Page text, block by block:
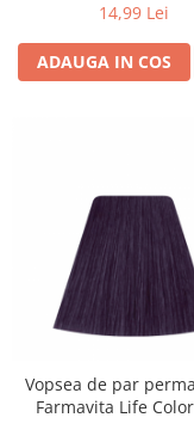
14,99 Lei
ADAUGA IN COS
Vopsea de par
Farmavita Life